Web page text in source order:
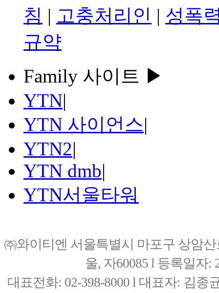
침 | 고충처리인 | 성폭
규약
Family 사이트 ▶
YTN|
YTN 사이언스|
YTN2|
YTN dmb|
YTN서울타워
㈜와이티엔 서울특별시 마포구 상암
울, 자60085 l 등록일자:
대표전화: 02-398-8000 l 대표자: 김종